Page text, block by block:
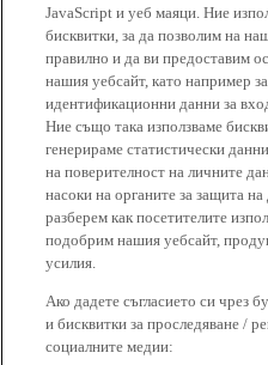
JavaScript и уеб маяци. Ние
бисквитки, за да позволим на
правилно и да ви предоставим
нашия уебсайт, като например
идентификационни данни за
Ние също така използваме
генерираме статистически
на поверителност на личните
насоки на органите за защита
разберем как посетителите
подобрим нашия уебсайт,
усилия.
Ако дадете съгласието си чрез
и бисквитки за проследяване /
социалните медии: